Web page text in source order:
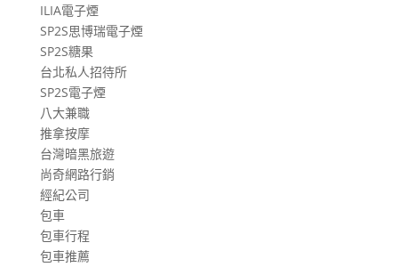
ILIA電子煙
SP2S思博瑞電子煙
SP2S糖果
台北私人招待所
SP2S電子煙
八大兼職
推拿按摩
台灣暗黑旅遊
尚奇網路行銷
經紀公司
包車
包車行程
包車推薦